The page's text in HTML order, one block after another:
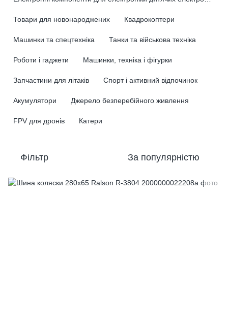
Товари для новонароджених Квадрокоптери
Машинки та спецтехніка Танки та військова техніка
Роботи і гаджети Машинки, техніка і фігурки
Запчастини для літаків Спорт і активний відпочинок
Акумулятори Джерело безперебійного живлення
FPV для дронів Катери
Фільтр За популярністю